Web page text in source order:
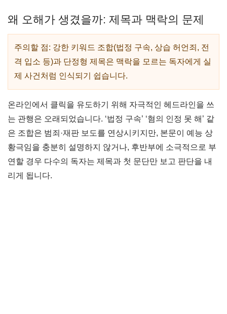
왜 오해가 생겼을까: 제목과 맥락의 문제
주의할 점: 강한 키워드 조합(법정 구속, 상습 허언죄, 전
격 입소 등)과 단정형 제목은 맥락을 모르는 독자에게 실
제 사건처럼 인식되기 쉽습니다.
온라인에서 클릭을 유도하기 위해 자극적인 헤드라인을 쓰
는 관행은 오래되었습니다. ‘법정 구속’ ‘혐의 인정 못 해’ 같
은 조합은 범죄·재판 보도를 연상시키지만, 본문이 예능 상
황극임을 충분히 설명하지 않거나, 후반부에 소극적으로 부
연할 경우 다수의 독자는 제목과 첫 문단만 보고 판단을 내
리게 됩니다.